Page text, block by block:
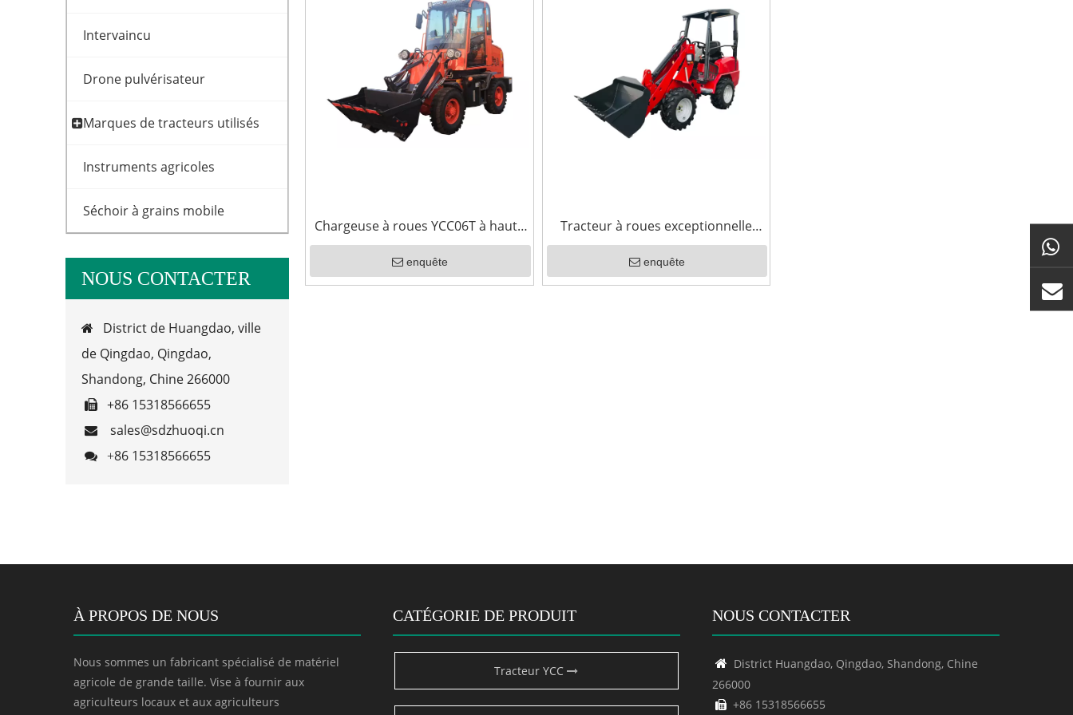
Intervaincu
Drone pulvérisateur
Marques de tracteurs utilisés
Instruments agricoles
Séchoir à grains mobile
NOUS CONTACTER

District de Huangdao, ville
de Qingdao, Qingdao,
Shandong, Chine 266000
 +86 15318566655
 sales@sdzhuoqi.cn
 +86 15318566655
Chargeuse à roues YCC06T à haute
efficacité avec godet à changement
rapide
enquête
Tracteur à roues exceptionnelle
Chargeuse à roues YCC06
enquête
À PROPOS DE NOUS
Nous sommes un fabricant spécialisé de matériel
agricole de grande taille. Vise à fournir aux
agriculteurs locaux et aux agriculteurs
CATÉGORIE DE PRODUIT
Tracteur YCC
NOUS CONTACTER
 District Huangdao, Qingdao, Shandong, Chine
266000
 +86 15318566655